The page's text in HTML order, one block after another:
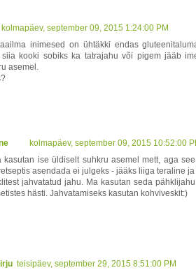
kolmapäev, september 09, 2015 1:24:00 PM
inimesed on ühtäkki endas
siia kooki sobiks ka tatrajahu või pigem jääb
asemel.
kolmapäev, september 09, 2015 10:52:00
kasutan ise üldiselt suhkru asemel mett, aga
asendada ei julgeks - jääks liiga teraline
jahvatatud jahu. Ma kasutan seda
hästi. Jahvatamiseks kasutan kohviveskit:)
teisipäev, september 29, 2015 8:51:00 PM